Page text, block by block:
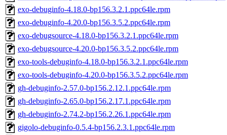
exo-debuginfo-4.18.0-bp156.3.2.1.ppc64le.rpm
exo-debuginfo-4.20.0-bp156.3.5.2.ppc64le.rpm
exo-debugsource-4.18.0-bp156.3.2.1.ppc64le.rpm
exo-debugsource-4.20.0-bp156.3.5.2.ppc64le.rpm
exo-tools-debuginfo-4.18.0-bp156.3.2.1.ppc64le.rpm
exo-tools-debuginfo-4.20.0-bp156.3.5.2.ppc64le.rpm
gh-debuginfo-2.57.0-bp156.2.12.1.ppc64le.rpm
gh-debuginfo-2.65.0-bp156.2.17.1.ppc64le.rpm
gh-debuginfo-2.74.2-bp156.2.26.1.ppc64le.rpm
gigolo-debuginfo-0.5.4-bp156.2.3.1.ppc64le.rpm